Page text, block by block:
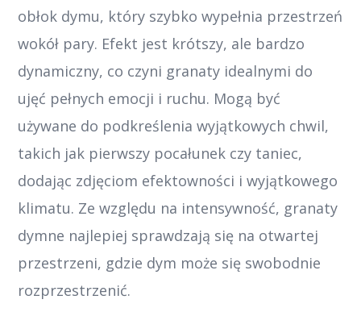
obłok dymu, który szybko wypełnia przestrzeń
wokół pary. Efekt jest krótszy, ale bardzo
dynamiczny, co czyni granaty idealnymi do
ujęć pełnych emocji i ruchu. Mogą być
używane do podkreślenia wyjątkowych chwil,
takich jak pierwszy pocałunek czy taniec,
dodając zdjęciom efektowności i wyjątkowego
klimatu. Ze względu na intensywność, granaty
dymne najlepiej sprawdzają się na otwartej
przestrzeni, gdzie dym może się swobodnie
rozprzestrzenić.